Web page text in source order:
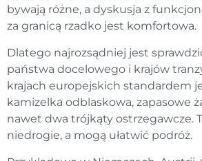
bywają różne, a dyskusja z
za granicą rzadko jest komfortowa.
Dlatego najrozsądniej jest
państwa docelowego i krajów
krajach europejskich standardem
kamizelka odblaskowa, zapasowe
nawet dwa trójkąty ostrzegawcze.
niedrogie, a mogą ułatwić podróż.